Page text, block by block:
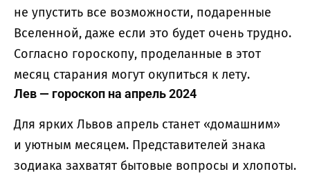
не упустить все возможности, подаренные
Вселенной, даже если это будет очень трудно.
Согласно гороскопу, проделанные в этот
месяц старания могут окупиться к лету.
Лев — гороскоп на апрель 2024
Для ярких Львов апрель станет «домашним»
и уютным месяцем. Представителей знака
зодиака захватят бытовые вопросы и хлопоты.